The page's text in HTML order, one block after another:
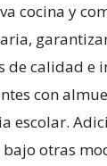
cocina y
calidad e
con
escolar.
otras